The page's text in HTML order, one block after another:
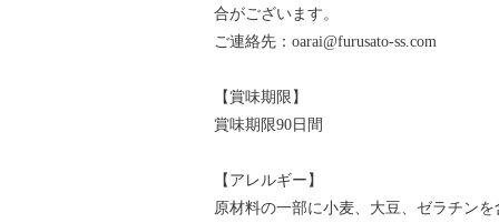
合がございます。
ご連絡先：oarai@furusato-ss.com
【賞味期限】
賞味期限90日間
【アレルギー】
原材料の一部に小麦、大豆、ゼラチンを